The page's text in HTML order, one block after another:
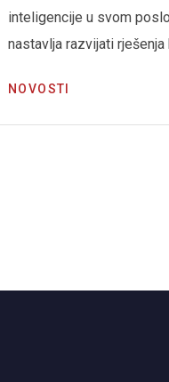
inteligencije u svom
nastavlja razvijati rješenja
NOVOSTI